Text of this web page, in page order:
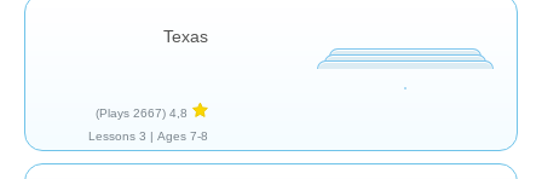
Texas
4,8
(2667 Plays)
Ages 7-8 |
3 Lessons